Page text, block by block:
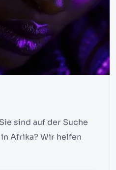
sind auf der Suche
Afrika? Wir helfen